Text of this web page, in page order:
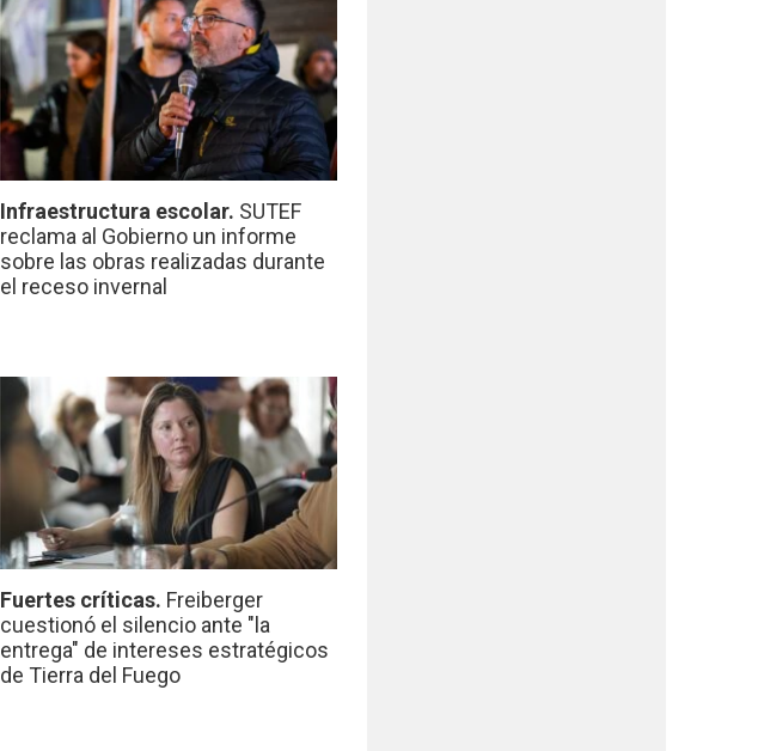
Infraestructura escolar. SUTEF
reclama al Gobierno un informe
sobre las obras realizadas durante
el receso invernal
Fuertes críticas. Freiberger
cuestionó el silencio ante "la
entrega" de intereses estratégicos
de Tierra del Fuego